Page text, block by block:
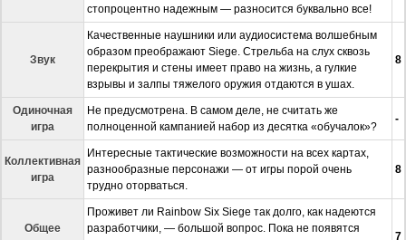
стопроцентно надежным — разносится буквально все!
Звук
Качественные наушники или аудиосистема волшебным
образом преображают Siege. Стрельба на слух сквозь
перекрытия и стены имеет право на жизнь, а гулкие
взрывы и залпы тяжелого оружия отдаются в ушах.
8
Одиночная
игра
Не предусмотрена. В самом деле, не считать же
полноценной кампанией набор из десятка «обучалок»?
-
Коллективная
игра
Интересные тактические возможности на всех картах,
разнообразные персонажи — от игры порой очень
трудно оторваться.
8
Общее
Проживет ли Rainbow Six Siege так долго, как надеются
разработчики, — большой вопрос. Пока не появятся
7